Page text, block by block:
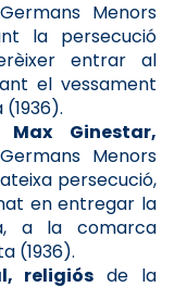
Menors
la persecució
entrar al
el vessament
Max Ginestar,
Menors
persecució,
en entregar la
a la comarca
(1936).
religiós de la